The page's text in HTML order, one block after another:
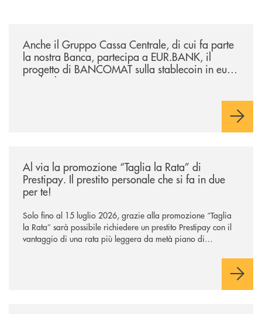
Anche il Gruppo Cassa Centrale, di cui fa parte
la nostra Banca, partecipa a EUR.BANK, il
progetto di BANCOMAT sulla stablecoin in euro
e sul relativo ecosistema
Al via la promozione “Taglia la Rata” di
Prestipay. Il prestito personale che si fa in due
per te!
Solo fino al 15 luglio 2026, grazie alla promozione “Taglia
la Rata” sarà possibile richiedere un prestito Prestipay con il
vantaggio di una rata più leggera da metà piano di